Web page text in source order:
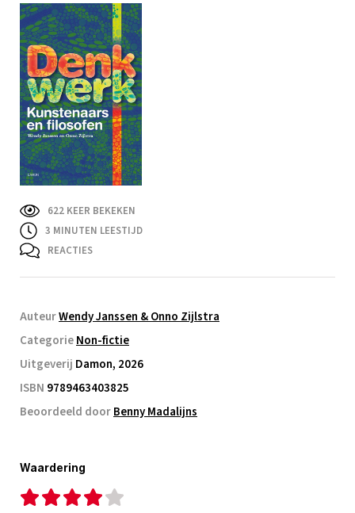
622 KEER BEKEKEN
3 MINUTEN LEESTIJD
REACTIES
AuteurWendy Janssen & Onno Zijlstra
CategorieNon-fictie
Uitgeverij Damon, 2026
ISBN 9789463403825
Beoordeeld doorBenny Madalijns
Waardering